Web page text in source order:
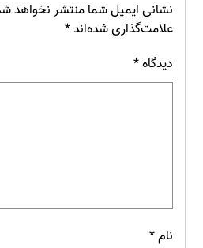
نشانی ایمیل شما منتشر نخواهد
علامت‌گذاری شده‌اند*
دیدگاه*
نام*